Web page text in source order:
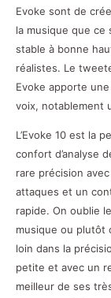
Evoke sont de
la musique que
stable à bonne
réalistes. Le
Evoke apporte
voix, notablement
L’Evoke 10 est la
confort d’analyse
rare précision
attaques et un
rapide. On oublie
musique ou plutôt
loin dans la
petite et avec un
meilleur de ses